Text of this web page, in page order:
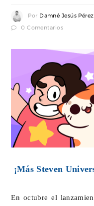
Por Damné Jesús
0 Comentarios
¡Más Steven
En octubre el